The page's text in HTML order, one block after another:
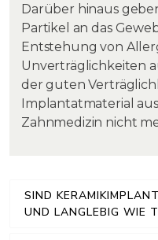
Darüber hinaus
Partikel an das
Entstehung von
Unverträglichkeiten
der guten
Implantatmaterial
Zahnmedizin nicht
SIND
UND LANGLEBIG WIE